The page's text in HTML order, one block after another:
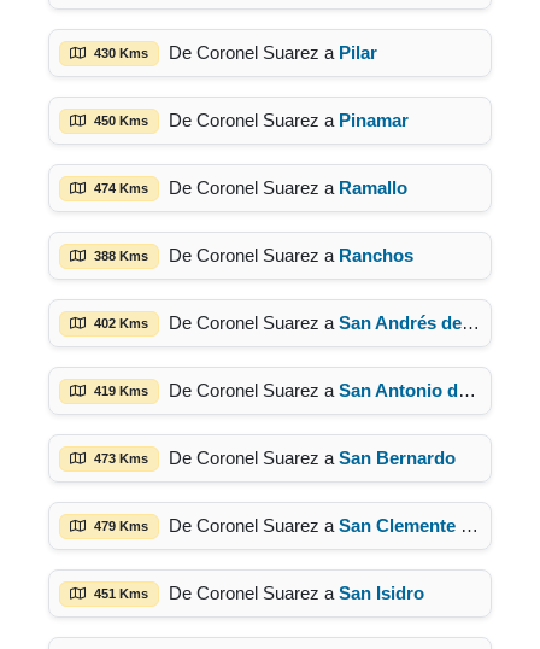
430 Kms De Coronel Suarez a Pilar
450 Kms De Coronel Suarez a Pinamar
474 Kms De Coronel Suarez a Ramallo
388 Kms De Coronel Suarez a Ranchos
402 Kms De Coronel Suarez a San Andrés de Giles
419 Kms De Coronel Suarez a San Antonio de Areco
473 Kms De Coronel Suarez a San Bernardo
479 Kms De Coronel Suarez a San Clemente del Tuyú
451 Kms De Coronel Suarez a San Isidro